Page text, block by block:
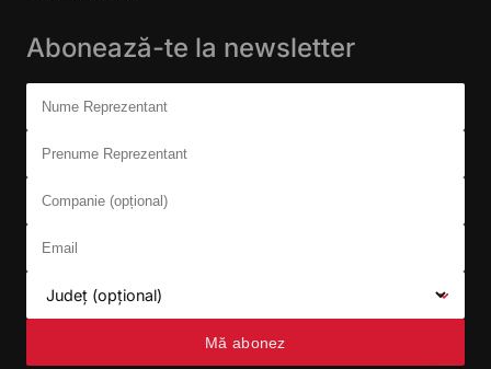
Abonează-te la newsletter
Don't fill this out:
Nume Reprezentant
Prenume Reprezentant
Companie (opțional)
Email
Județ (opțional)
Mă abonez